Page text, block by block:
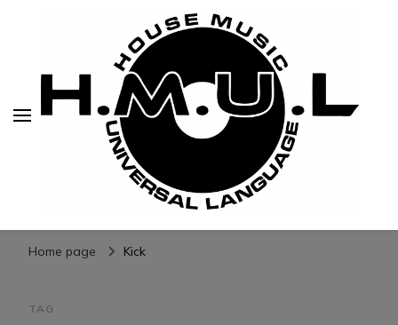
H.M.U.L.
www.housemusicuniversallanguage.com
Home page Kick
TAG